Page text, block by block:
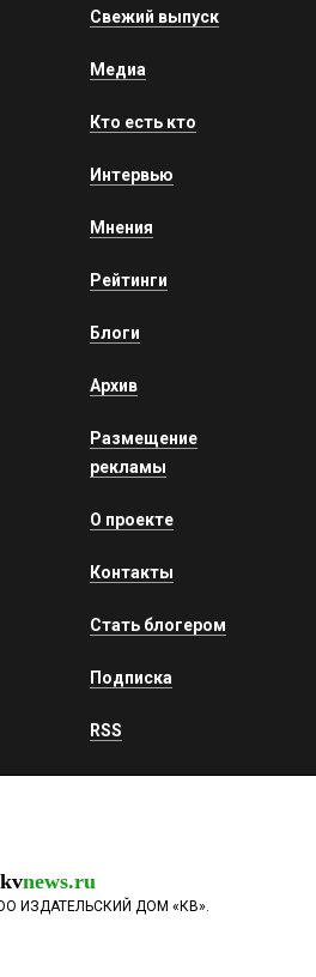
Свежий выпуск
Медиа
Кто есть кто
Интервью
Мнения
Рейтинги
Блоги
Архив
Размещение
рекламы
О проекте
Контакты
Стать блогером
Подписка
RSS
kvnews.ru
ИЗДАТЕЛЬСКИЙ ДОМ «КВ».